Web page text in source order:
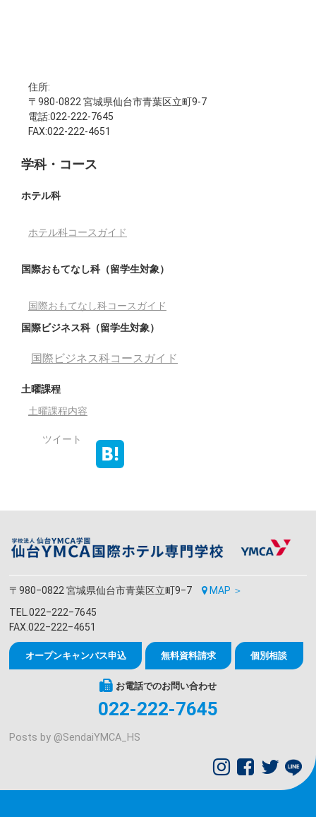
住所:
〒980-0822 宮城県仙台市青葉区立町9-7
電話:022-222-7645
FAX:022-222-4651
学科・コース
ホテル科
ホテル科コースガイド
国際おもてなし科（留学生対象）
国際おもてなし科コースガイド
国際ビジネス科（留学生対象）
国際ビジネス科コースガイド
土曜課程
土曜課程内容
ツイート
〒980‒0822 宮城県仙台市青葉区立町9‒7
MAP ＞
TEL.022‒222‒7645
FAX.022‒222‒4651
オープンキャンパス申込 無料資料請求 個別相談
お電話でのお問い合わせ
022-222-7645
Posts by @SendaiYMCA_HS